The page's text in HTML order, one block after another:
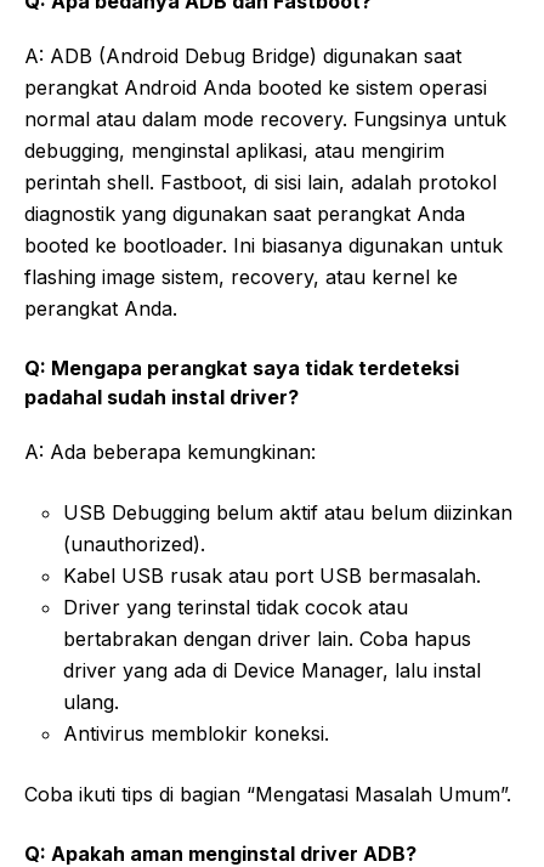
A: ADB (Android Debug Bridge) digunakan saat
perangkat Android Anda booted ke sistem operasi
normal atau dalam mode recovery. Fungsinya untuk
debugging, menginstal aplikasi, atau mengirim
perintah shell. Fastboot, di sisi lain, adalah protokol
diagnostik yang digunakan saat perangkat Anda
booted ke bootloader. Ini biasanya digunakan untuk
flashing image sistem, recovery, atau kernel ke
perangkat Anda.
Q: Mengapa perangkat saya tidak terdeteksi
padahal sudah instal driver?
A: Ada beberapa kemungkinan:
USB Debugging belum aktif atau belum diizinkan
(unauthorized).
Kabel USB rusak atau port USB bermasalah.
Driver yang terinstal tidak cocok atau
bertabrakan dengan driver lain. Coba hapus
driver yang ada di Device Manager, lalu instal
ulang.
Antivirus memblokir koneksi.
Coba ikuti tips di bagian “Mengatasi Masalah Umum”.
Q: Apakah aman menginstal driver ADB?